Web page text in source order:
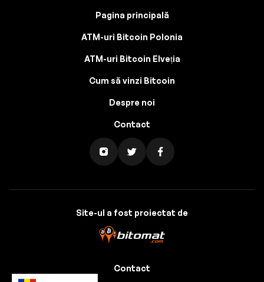
Pagina principală
ATM-uri Bitcoin Polonia
ATM-uri Bitcoin Elveția
Cum să vinzi Bitcoin
Despre noi
Contact
Site-ul a fost proiectat de
Contact